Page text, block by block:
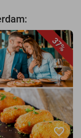
37%
favorite_border